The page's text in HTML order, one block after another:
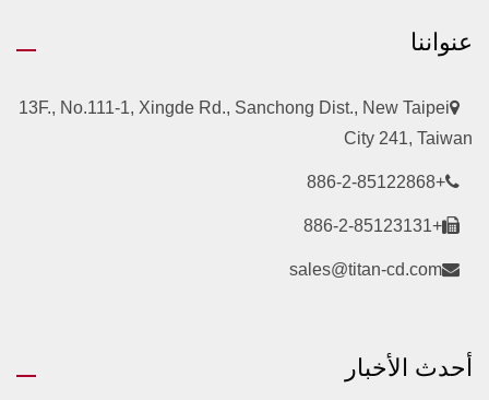
عنواننا
13F., No.111-1, Xingde Rd., Sanchong Dist., New Taipei
City 241, Taiwan
+886-2-85122868
+886-2-85123131
sales@titan-cd.com
أحدث الأخبار